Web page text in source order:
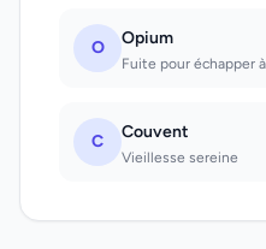
O Opium
C Couvent
Vieillesse sereine